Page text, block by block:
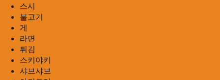
스시
불고기
게
라면
튀김
스키야키
샤브샤브